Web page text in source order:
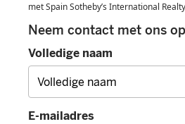
met Spain Sotheby’s International Realty
Neem contact met ons op
Volledige naam
E-mailadres